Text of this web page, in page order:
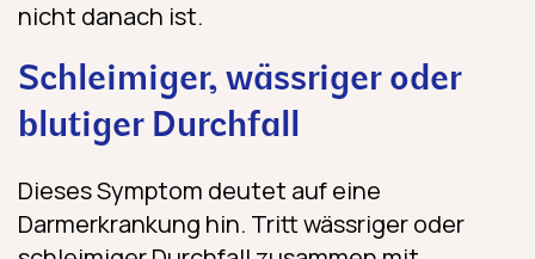
nicht danach ist.
Schleimiger, wässriger oder
blutiger Durchfall
Dieses Symptom deutet auf eine
Darmerkrankung hin. Tritt wässriger oder